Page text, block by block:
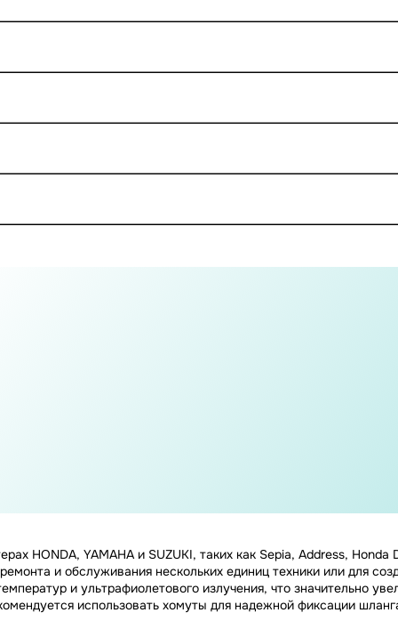
HONDA, YAMAHA и SUZUKI, таких как Sepia, Address, Honda
и обслуживания нескольких единиц техники или для
и ультрафиолетового излучения, что значительно
использовать хомуты для надежной фиксации